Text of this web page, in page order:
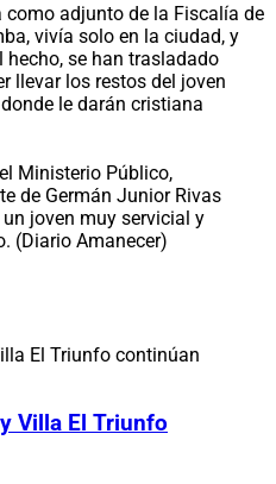
como adjunto de la Fiscalía de
vivía solo en la ciudad, y
se han trasladado
llevar los restos del joven
le darán cristiana
Ministerio Público,
de Germán Junior Rivas
joven muy servicial y
(Diario Amanecer)
Villa El Triunfo